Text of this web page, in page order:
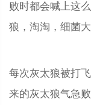
败时都会喊上这
狼，淘淘，细菌
每次灰太狼被打
来的灰太狼气急